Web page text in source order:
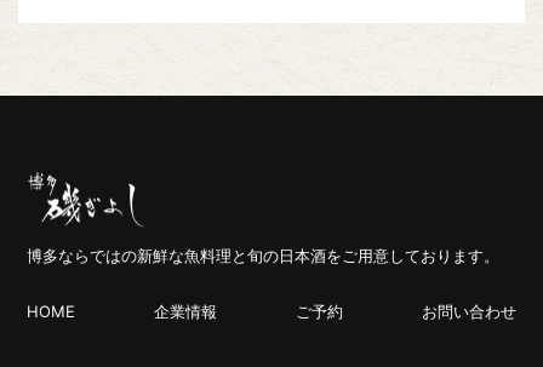
博多ならではの新鮮な魚料理と旬の日本酒をご用意しております。
HOME 企業情報 ご予約 お問い合わせ